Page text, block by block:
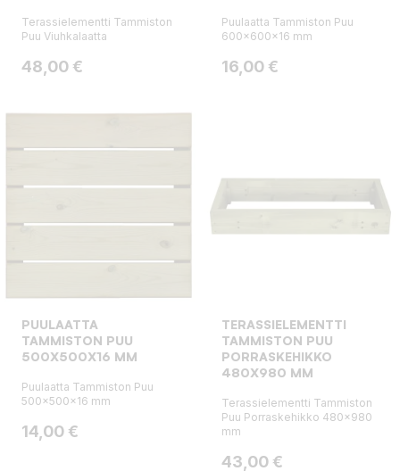
Terassielementti Tammiston
Puu Viuhkalaatta
Hinta
48,00 €
Puulaatta Tammiston Puu
600x600x16 mm
Hinta
16,00 €
PUULAATTA
TAMMISTON PUU
500X500X16 MM
Puulaatta Tammiston Puu
500x500x16 mm
Hinta
14,00 €
TERASSIELEMENTTI
TAMMISTON PUU
PORRASKEHIKKO
480X980 MM
Terassielementti Tammiston
Puu Porraskehikko 480x980
mm
Hinta
43,00 €